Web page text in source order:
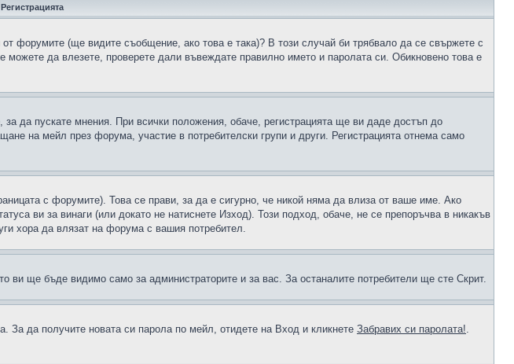
форумите (ще видите съобщение, ако това е така)? В този случай би трябвало да се свържете с
можете да влезете, проверете дали въвеждате правилно името и паролата си. Обикновено това е
да пускате мнения. При всички положения, обаче, регистрацията ще ви даде достъп до
на мейл през форума, участие в потребителски групи и други. Регистрацията отнема само
с форумите). Това се прави, за да е сигурно, че никой няма да влиза от ваше име. Ако
ви за винаги (или докато не натиснете Изход). Този подход, обаче, не се препоръчва в никакъв
хора да влязат на форума с вашия потребител.
ви ще бъде видимо само за администраторите и за вас. За останалите потребители ще сте Скрит.
За да получите новата си парола по мейл, отидете на Вход и кликнете Забравих си паролата!.